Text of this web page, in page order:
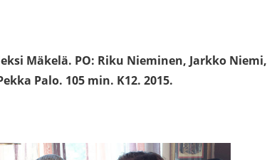
Mäkelä. PO: Riku Nieminen, Jarkko Niemi,
Palo. 105 min. K12. 2015.